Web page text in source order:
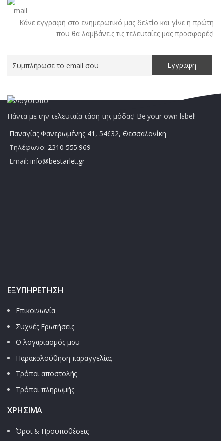
Κάνε εγγραφή στο ενημερωτικό μας δελτίο και γίνε η πρώτη
που θα λαμβάνεις τις τελευταίες μας προσφορές!
Πάντα με την τελευταία τάση της μόδας! Be your own label!
Παναγίας Φανερωμένης 41, 54632, Θεσσαλονίκη
Τηλέφωνο: 2310 555.969
Email: info@bestarlet.gr
ΕΞΥΠΗΡΈΤΗΣΗ
Επικοινωνία
Συχνές Ερωτήσεις
Ο λογαριασμός μου
Παρακολούθηση παραγγελίας
Τρόποι αποστολής
Τρόποι πληρωμής
ΧΡΉΣΙΜΑ
Όροι & Προϋποθέσεις